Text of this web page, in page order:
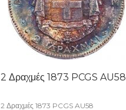
2 Δραχμές 1873 PCGS AU58
2 Δραχμές 1873 PCGS AU58